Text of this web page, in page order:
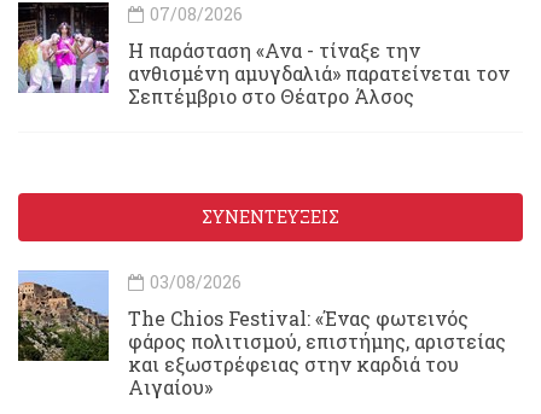
07/08/2026
Η παράσταση «Ανα - τίναξε την
ανθισμένη αμυγδαλιά» παρατείνεται τον
Σεπτέμβριο στο Θέατρο Άλσος
ΣΥΝΕΝΤΕΥΞΕΙΣ
03/08/2026
Τhe Chios Festival: «Ένας φωτεινός
φάρος πολιτισμού, επιστήμης, αριστείας
και εξωστρέφειας στην καρδιά του
Αιγαίου»